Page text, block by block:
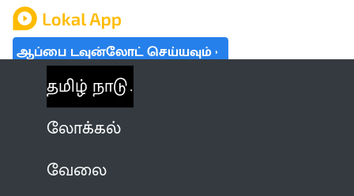
ஆப்பை டவுன்லோட் செய்யவும்
தமிழ் நாடு
லோக்கல்
வேலை